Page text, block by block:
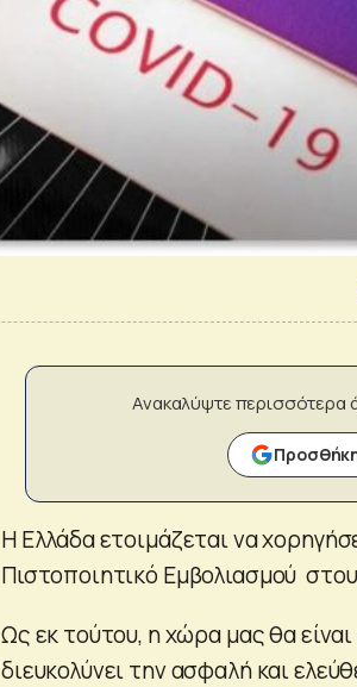
Ανακαλύψτε περισσότερα
Η Ελλάδα ετοιμάζεται να
Πιστοποιητικό Εμβολιασμού
Ως εκ τούτου, η χώρα μας θα
διευκολύνει την ασφαλή και